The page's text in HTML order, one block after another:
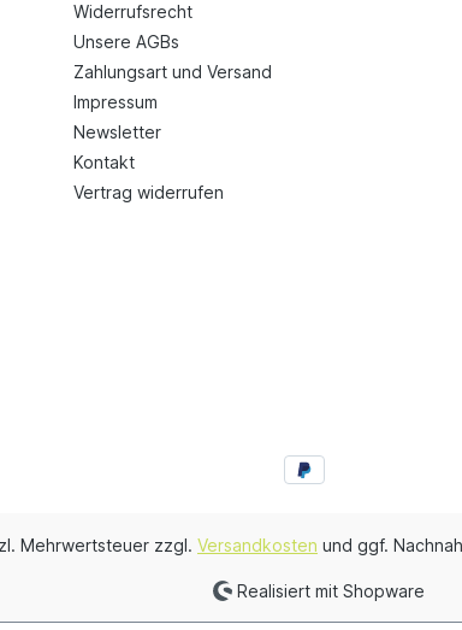
Widerrufsrecht
Unsere AGBs
Zahlungsart und Versand
Impressum
Newsletter
Kontakt
Vertrag widerrufen
Mehrwertsteuer zzgl. Versandkosten und ggf.
Realisiert mit Shopware